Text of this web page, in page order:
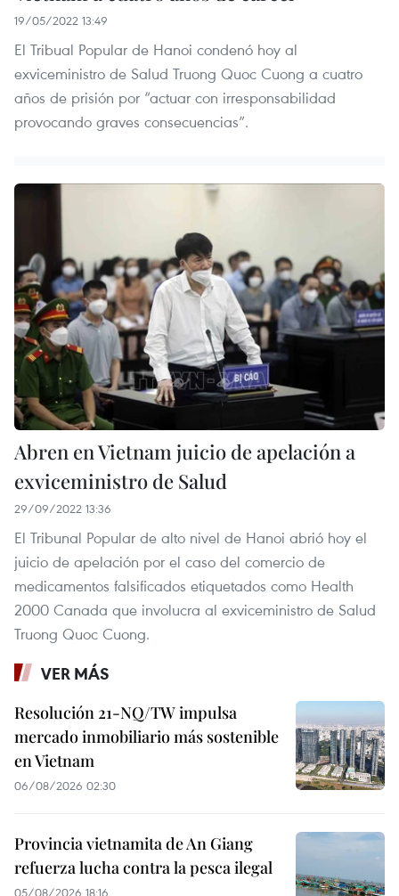
19/05/2022 13:49
El Tribual Popular de Hanoi condenó hoy al
exviceministro de Salud Truong Quoc Cuong a cuatro
años de prisión por “actuar con irresponsabilidad
provocando graves consecuencias”.
Abren en Vietnam juicio de apelación a
exviceministro de Salud
29/09/2022 13:36
El Tribunal Popular de alto nivel de Hanoi abrió hoy el
juicio de apelación por el caso del comercio de
medicamentos falsificados etiquetados como Health
2000 Canada que involucra al exviceministro de Salud
Truong Quoc Cuong.
VER MÁS
Resolución 21-NQ/TW impulsa
mercado inmobiliario más sostenible
en Vietnam
06/08/2026 02:30
Provincia vietnamita de An Giang
refuerza lucha contra la pesca ilegal
05/08/2026 18:16